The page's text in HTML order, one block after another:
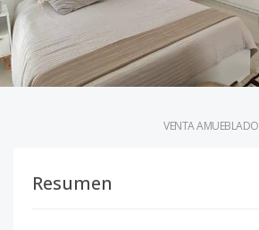
VENTA AMUEBLADO
Resumen